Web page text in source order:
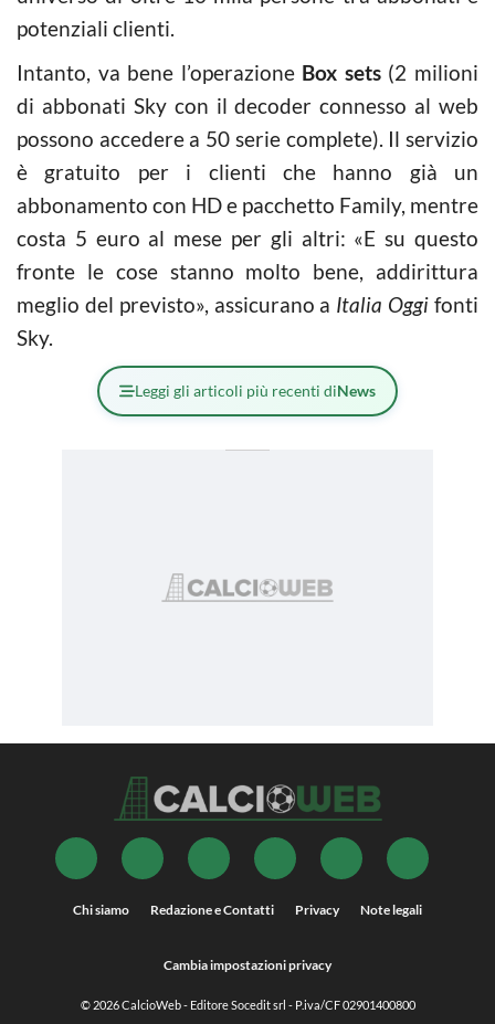
potenziali clienti.
Intanto, va bene l’operazione Box sets(2 milioni
di abbonati Sky con il decoder connesso al web
possono accedere a 50 serie complete). Il servizio
è gratuito per i clienti che hanno già un
abbonamento con HD e pacchetto Family, mentre
costa 5 euro al mese per gli altri: «E su questo
fronte le cose stanno molto bene, addirittura
meglio del previsto», assicurano a Italia Oggi fonti
Sky.
Leggi gli articoli più recenti diNews
Chi siamo Redazione e Contatti Privacy Note legali
Cambia impostazioni privacy
© 2026CalcioWeb- Editore Socedit srl - P.iva/CF 02901400800